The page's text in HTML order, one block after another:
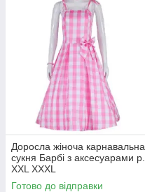
Доросла жіноча карнавальна
сукня Барбі з аксесуарами р.
XXL XXXL
Готово до відправки